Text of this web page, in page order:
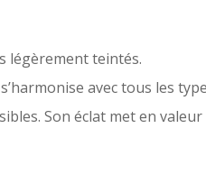
légèrement teintés.
avec tous les
Son éclat met en